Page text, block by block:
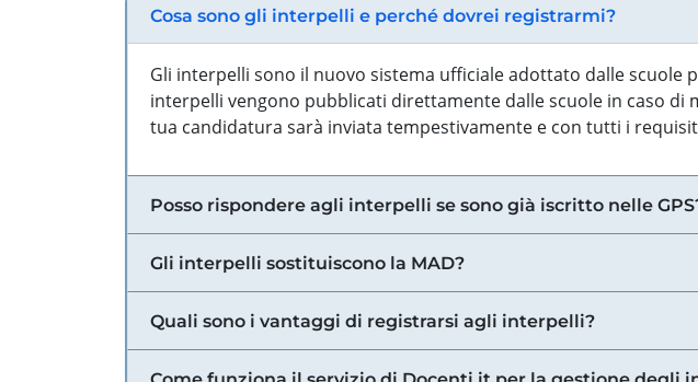
Cosa sono gli interpelli e perché dovrei registrarmi?
Gli interpelli sono il nuovo sistema ufficiale adottato dalle scuole
interpelli vengono pubblicati direttamente dalle scuole in caso di
tua candidatura sarà inviata tempestivamente e con tutti i
Posso rispondere agli interpelli se sono già iscritto nelle
Gli interpelli sostituiscono la MAD?
Quali sono i vantaggi di registrarsi agli interpelli?